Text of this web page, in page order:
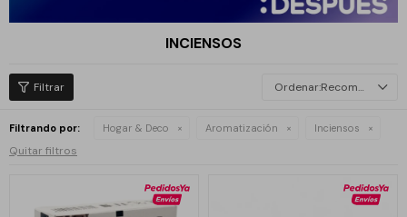
INCIENSOS
Recomendados
Filtrando por: Hogar & Deco Aromatización Inciensos
Quitar filtros